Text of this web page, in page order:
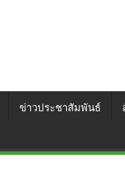
ข่าวประชาสัมพันธ์